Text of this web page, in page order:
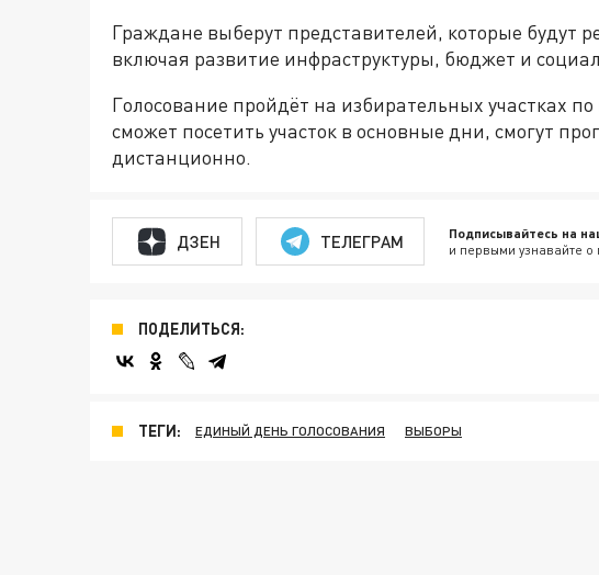
Граждане выберут представителей, которые будут
включая развитие инфраструктуры, бюджет и
Голосование пройдёт на избирательных участках
сможет посетить участок в основные дни, смогут
дистанционно.
ДЗЕН ТЕЛЕГРАМ Подписывайтесь на
и первыми узнавайте
ПОДЕЛИТЬСЯ:
ТЕГИ: ЕДИНЫЙ ДЕНЬ ГОЛОСОВАНИЯ ВЫБОРЫ